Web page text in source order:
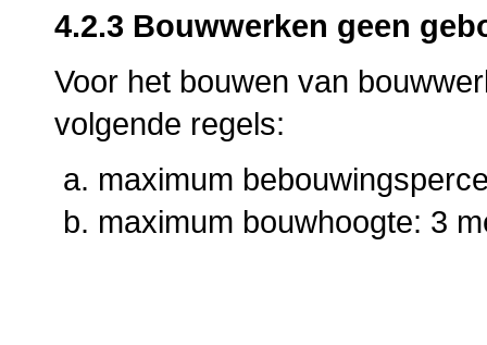
4.2.3 Bouwwerken geen
Voor het bouwen van
volgende regels:
maximum
maximum bouwhoogte: 3